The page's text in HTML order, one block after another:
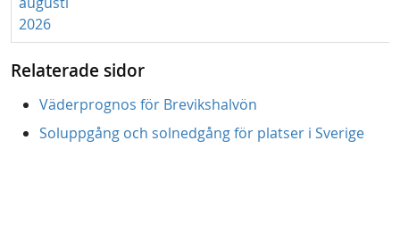
2026
Relaterade sidor
Väderprognos för Brevikshalvön
Soluppgång och solnedgång för platser i Sverige